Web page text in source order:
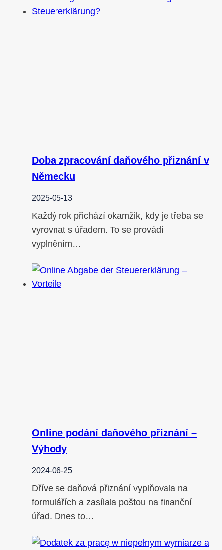
Doba zpracování daňového přiznání v
Německu
2025-05-13
Každý rok přichází okamžik, kdy je třeba se
vyrovnat s úřadem. To se provádí
vyplněním…
Online podání daňového přiznání –
Výhody
2024-06-25
Dříve se daňová přiznání vyplňovala na
formulářích a zasílala poštou na finanční
úřad. Dnes to…